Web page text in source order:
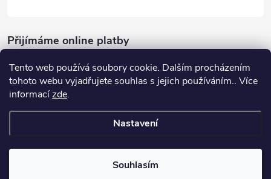
Tento web používá soubory cookie. Dalším procházením
tohoto webu vyjadřujete souhlas s jejich používáním.. Více
informacízde.
Nastavení
Souhlasím
Přijímáme online platby
Copyright 2026JANDA-DENTAL.cz. Všechna práva vyhrazena.